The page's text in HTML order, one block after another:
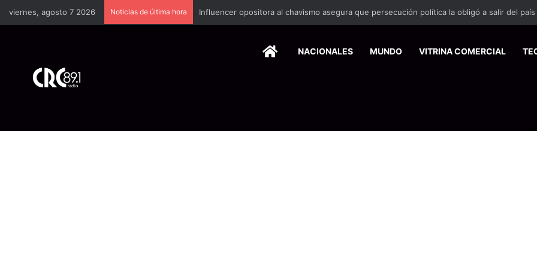
viernes, agosto 7 2026 Noticias de última hora
HOMENACIONALES MUNDO VITRINA COMERCIAL